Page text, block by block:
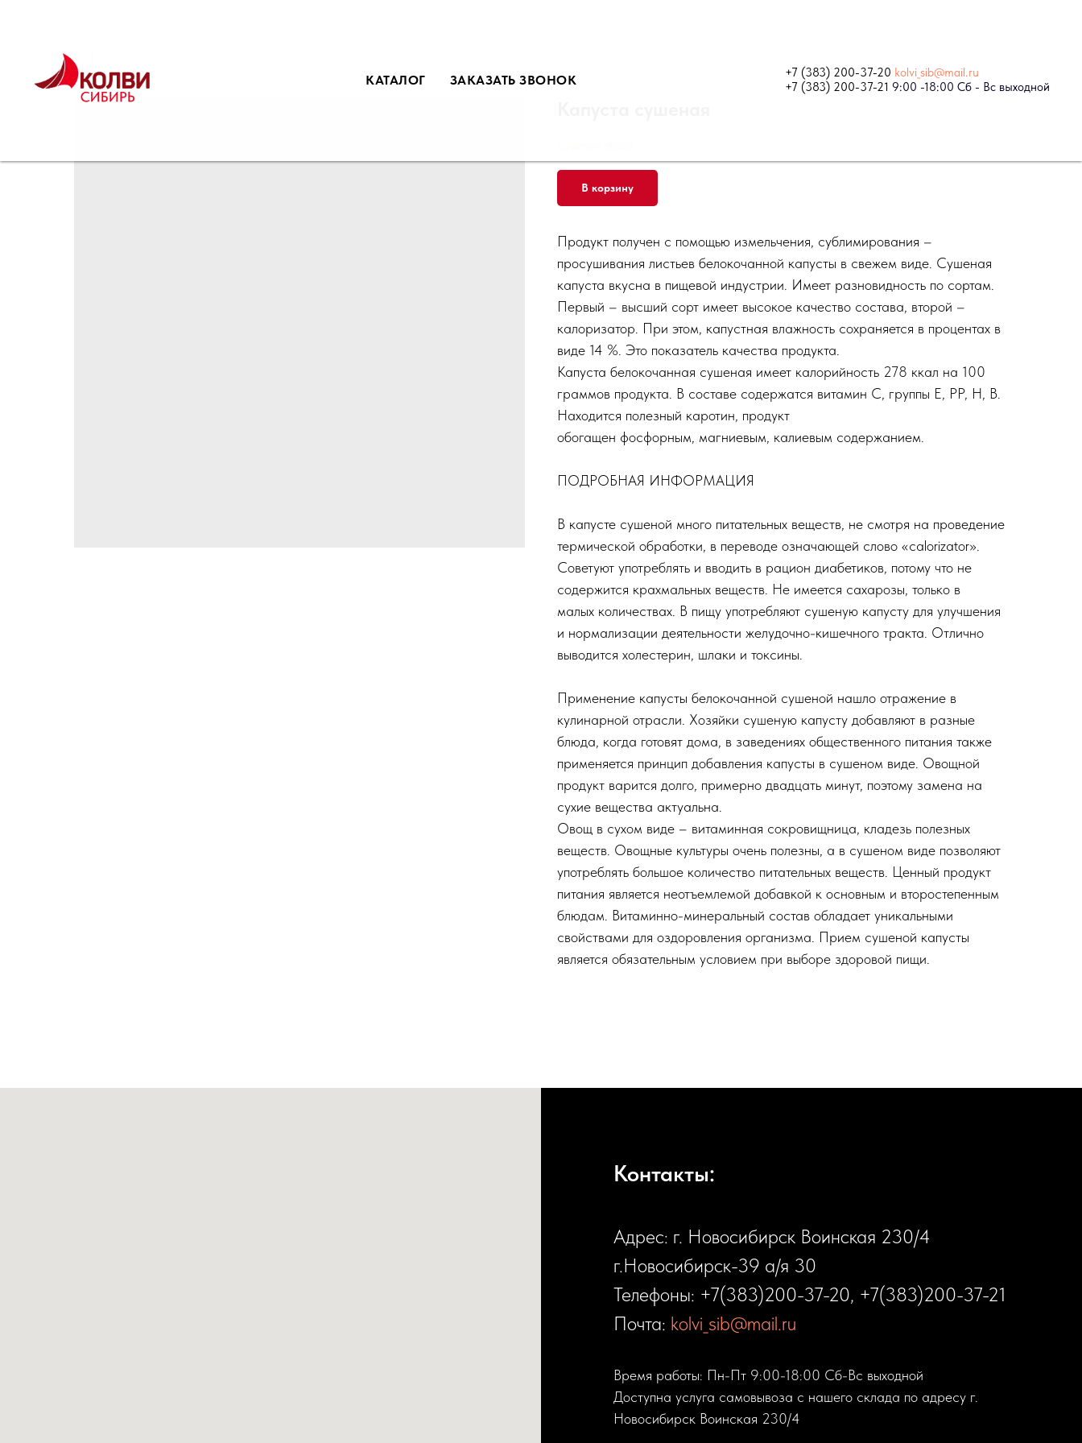
КАТАЛОГ ЗАКАЗАТЬ ЗВОНОК +7 (383) 200-37-20 kolvi_sib@mail.ru
+7 (383) 200-37-21 9:00 -18:00 Сб - Вс выходной
В корзину
Продукт получен с помощью измельчения, сублимирования –
просушивания листьев белокочанной капусты в свежем виде. Сушеная
капуста вкусна в пищевой индустрии. Имеет разновидность по сортам.
Первый – высший сорт имеет высокое качество состава, второй –
калоризатор. При этом, капустная влажность сохраняется в процентах в
виде 14 %. Это показатель качества продукта.
Капуста белокочанная сушеная имеет калорийность 278 ккал на 100
граммов продукта. В составе содержатся витамин С, группы Е, РР, Н, В.
Находится полезный каротин, продукт
обогащен фосфорным, магниевым, калиевым содержанием.
ПОДРОБНАЯ ИНФОРМАЦИЯ
В капусте сушеной много питательных веществ, не смотря на проведение
термической обработки, в переводе означающей слово «calorizator».
Советуют употреблять и вводить в рацион диабетиков, потому что не
содержится крахмальных веществ. Не имеется сахарозы, только в
малых количествах. В пищу употребляют сушеную капусту для улучшения
и нормализации деятельности желудочно-кишечного тракта. Отлично
выводится холестерин, шлаки и токсины.
Применение капусты белокочанной сушеной нашло отражение в
кулинарной отрасли. Хозяйки сушеную капусту добавляют в разные
блюда, когда готовят дома, в заведениях общественного питания также
применяется принцип добавления капусты в сушеном виде. Овощной
продукт варится долго, примерно двадцать минут, поэтому замена на
сухие вещества актуальна.
Овощ в сухом виде – витаминная сокровищница, кладезь полезных
веществ. Овощные культуры очень полезны, а в сушеном виде позволяют
употреблять большое количество питательных веществ. Ценный продукт
питания является неотъемлемой добавкой к основным и второстепенным
блюдам. Витаминно-минеральный состав обладает уникальными
свойствами для оздоровления организма. Прием сушеной капусты
является обязательным условием при выборе здоровой пищи.
Контакты:
Адрес: г. Новосибирск Воинская 230/4
г.Новосибирск-39 а/я 30
Телефоны: +7(383)200-37-20, +7(383)200-37-21
Почта: kolvi_sib@mail.ru
Время работы: Пн-Пт 9:00-18:00 Сб-Вс выходной
Доступна услуга самовывоза с нашего склада по адресу г.
Новосибирск Воинская 230/4